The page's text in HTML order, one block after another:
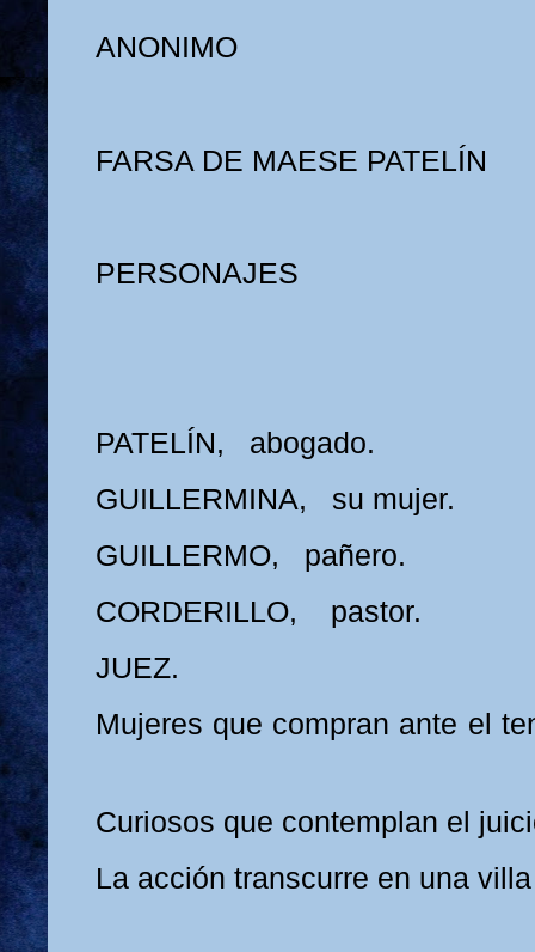
ANONIMO
FARSA DE MAESE PATELÍN
PERSONAJES
PATELÍN, abogado.
GUILLERMINA, su mujer.
GUILLERMO, pañero.
CORDERILLO, pastor.
JUEZ.
Mujeres que compran ante el
Curiosos que contemplan el
La acción transcurre en una